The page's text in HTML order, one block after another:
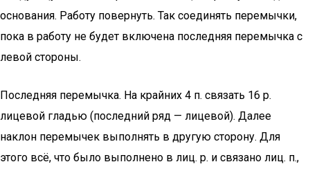
основания. Работу повернуть. Так соединять перемычки,
пока в работу не будет включена последняя перемычка с
левой стороны.
Последняя перемычка. На крайних 4 п. связать 16 р.
лицевой гладью (последний ряд — лицевой). Далее
наклон перемычек выполнять в другую сторону. Для
этого всё, что было выполнено в лиц. р. и связано лиц. п.,